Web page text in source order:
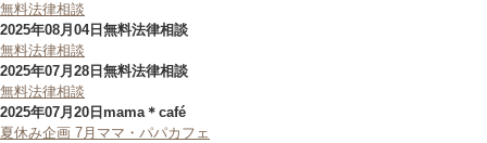
無料法律相談
2025年08月04日 無料法律相談
無料法律相談
2025年07月28日 無料法律相談
無料法律相談
2025年07月20日 mama＊café
夏休み企画 7月ママ・パパカフェ